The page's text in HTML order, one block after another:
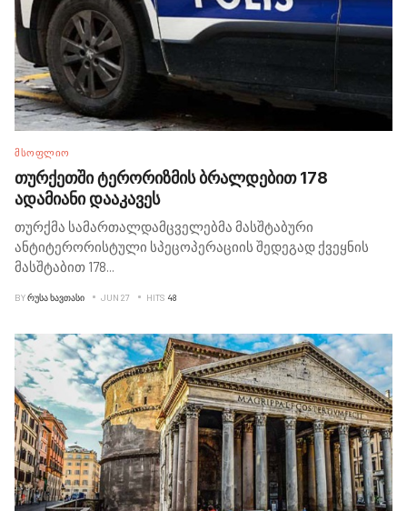
ᲛᲡᲝᲤᲚᲘᲝ
თურქეთში ტერორიზმის ბრალდებით 178
ადამიანი დააკავეს
თურქმა სამართალდამცველებმა მასშტაბური
ანტიტერორისტული სპეცოპერაციის შედეგად ქვეყნის
მასშტაბით 178...
BYᲠᲣᲡᲐ ᲮᲐᲕᲗᲐᲡᲘ JUN 27 HITS 48